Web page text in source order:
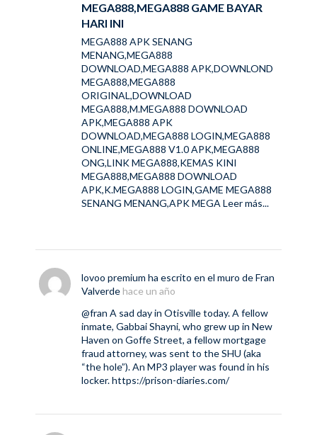
MEGA888,MEGA888 GAME BAYAR
HARI INI
MEGA888 APK SENANG
MENANG,MEGA888
DOWNLOAD,MEGA888 APK,DOWNLOND
MEGA888,MEGA888
ORIGINAL,DOWNLOAD
MEGA888,M.MEGA888 DOWNLOAD
APK,MEGA888 APK
DOWNLOAD,MEGA888 LOGIN,MEGA888
ONLINE,MEGA888 V1.0 APK,MEGA888
ONG,LINK MEGA888,KEMAS KINI
MEGA888,MEGA888 DOWNLOAD
APK,K.MEGA888 LOGIN,GAME MEGA888
SENANG MENANG,APK MEGALeer más...
lovoo premium ha escrito en el muro deFran
Valverde hace un año
@fran A sad day in Otisville today. A fellow
inmate, Gabbai Shayni, who grew up in New
Haven on Goffe Street, a fellow mortgage
fraud attorney, was sent to the SHU (aka ​
“the hole”). An MP3 player was found in his
locker.https://prison-diaries.com/